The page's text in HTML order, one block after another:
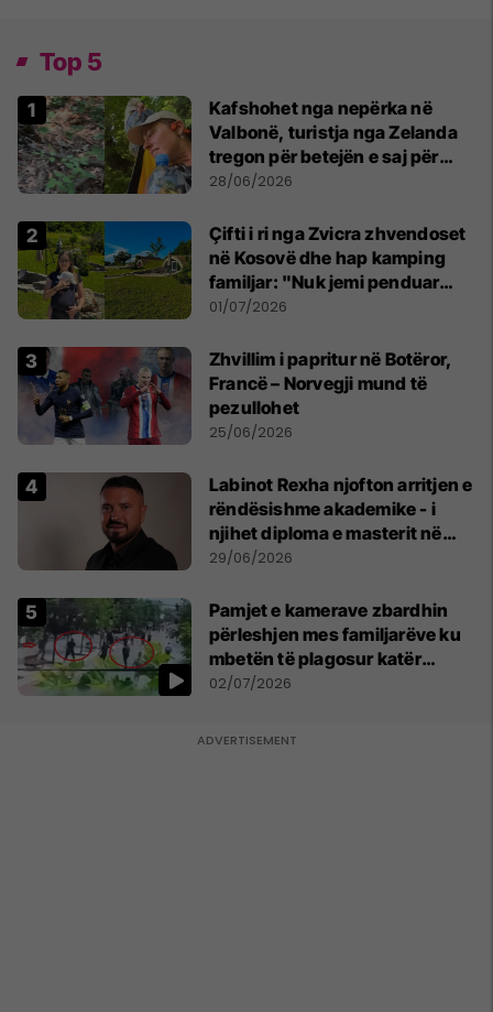
Top 5
Kafshohet nga nepërka në
Valbonë, turistja nga Zelanda
tregon për betejën e saj për
mbijetesë
28/06/2026
Çifti i ri nga Zvicra zhvendoset
në Kosovë dhe hap kamping
familjar: "Nuk jemi penduar
asnjë ditë"
01/07/2026
Zhvillim i papritur në Botëror,
Francë – Norvegji mund të
pezullohet
25/06/2026
Labinot Rexha njofton arritjen e
rëndësishme akademike - i
njihet diploma e masterit në
Psikologji në Zvicër
29/06/2026
Pamjet e kamerave zbardhin
përleshjen mes familjarëve ku
mbetën të plagosur katër
persona
02/07/2026